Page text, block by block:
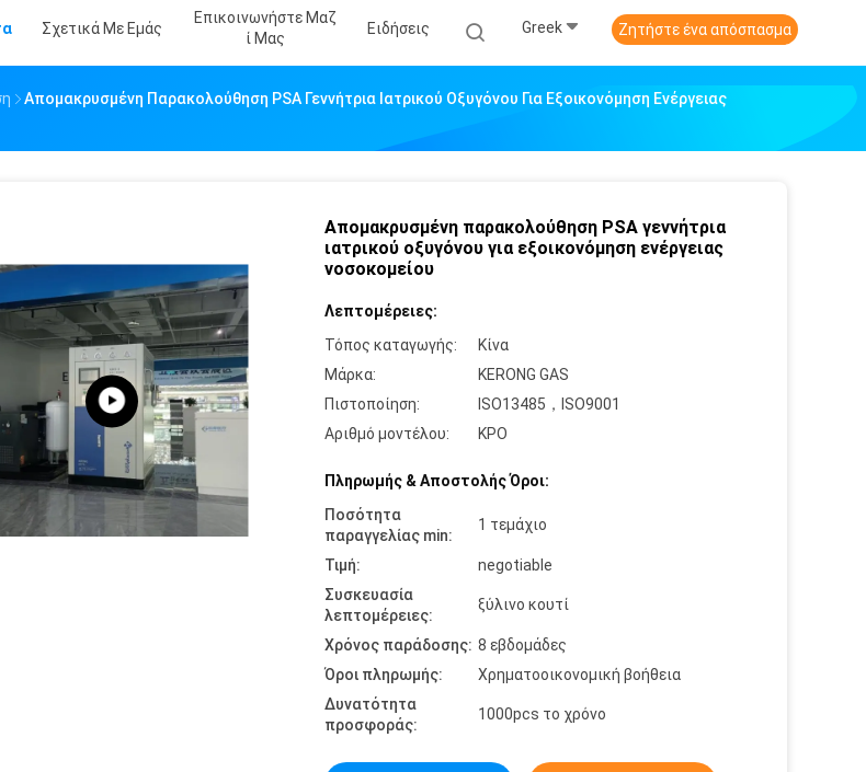
Σχετικά Με Εμάς
Επικοινωνήστε Μαζ
Ί Μας
Ειδήσεις Greek Ζητήστε ένα απόσπασμα
Απομακρυσμένη Παρακολούθηση PSA Γεννήτρια Ιατρικού Οξυγόνου Για Εξοικονόμηση Ενέργειας
Απομακρυσμένη παρακολούθηση PSA γεννήτρια
ιατρικού οξυγόνου για εξοικονόμηση ενέργειας
νοσοκομείου
Λεπτομέρειες:
Τόπος καταγωγής:
Κίνα
Μάρκα:
KERONG GAS
Πιστοποίηση:
ISO13485，ISO9001
Αριθμό μοντέλου:
ΚΡΟ
Πληρωμής & Αποστολής Όροι:
Ποσότητα
παραγγελίας min:
1 τεμάχιο
Τιμή:
negotiable
Συσκευασία
λεπτομέρειες:
ξύλινο κουτί
Χρόνος παράδοσης: 8 εβδομάδες
Όροι πληρωμής:
Χρηματοοικονομική βοήθεια
Δυνατότητα
προσφοράς:
1000pcs το χρόνο